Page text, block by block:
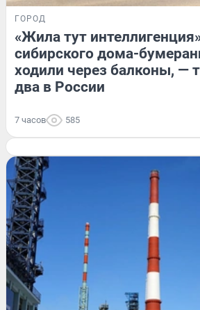
ГОРОД
«Жила тут
сибирского дома-
ходили через балконы, —
два в России
7 часов 585